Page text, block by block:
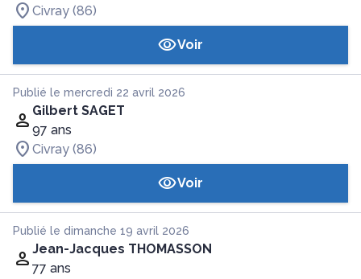
Civray (86)
Voir
Publié le mercredi 22 avril 2026
Gilbert SAGET
97 ans
Civray (86)
Voir
Publié le dimanche 19 avril 2026
Jean-Jacques THOMASSON
77 ans